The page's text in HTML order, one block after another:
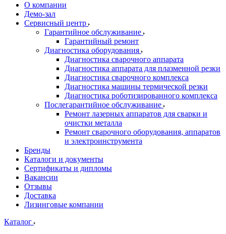
О компании
Демо-зал
Сервисный центр
Гарантийное обслуживание
Гарантийный ремонт
Диагностика оборудования
Диагностика сварочного аппарата
Диагностика аппарата для плазменной резки
Диагностика сварочного комплекса
Диагностика машины термической резки
Диагностика роботизированного комплекса
Послегарантийное обслуживание
Ремонт лазерных аппаратов для сварки и
очистки металла
Ремонт сварочного оборудования, аппаратов
и электроинструмента
Бренды
Каталоги и документы
Сертификаты и дипломы
Вакансии
Отзывы
Доставка
Лизинговые компании
Каталог